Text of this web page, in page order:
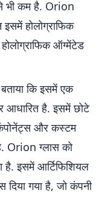
भी कम है. Orion
होलोग्राफिक
ऑग्मेंटेड
कि इसमें एक
आधारित है. इसमें छोटे
और कस्टम
Orion ग्लास को
है. इसमें आर्टिफिशियल
गया है, जो कंपनी